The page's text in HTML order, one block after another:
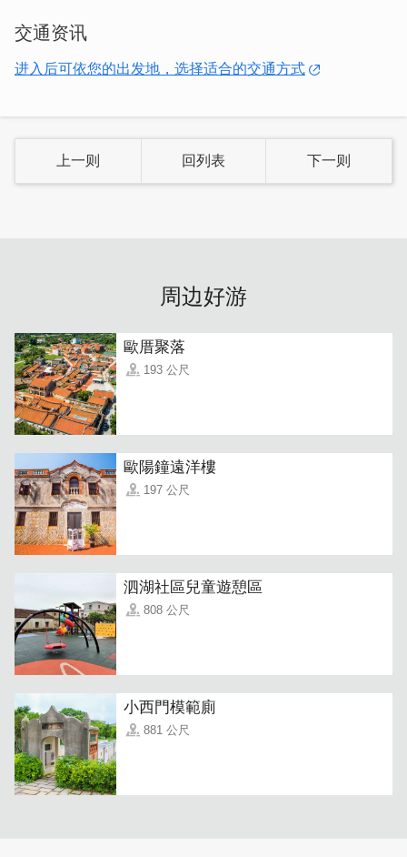
公里），距离机场、码头15分钟车程。
⭐️官网订房 https://liveguesthouse.wixsite.com/mysite
交通资讯
进入后可依您的出发地，选择适合的交通方式
上一则 回列表 下一则
周边好游
歐厝聚落
193 公尺
歐陽鐘遠洋樓
197 公尺
泗湖社區兒童遊憩區
808 公尺
小西門模範廁
881 公尺